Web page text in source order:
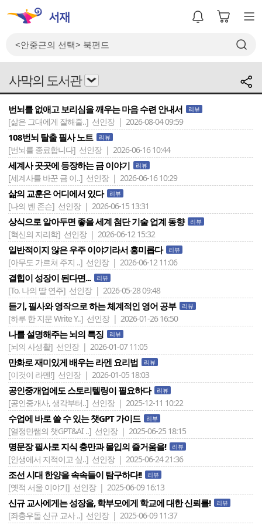
사막의 도서관
번뇌를 없애고 보리심을 깨우는 마음 수련 안내서 리뷰
[삶은 그대에게 잘해줄..] 선인장 | 2026-08-04 09:59
108번뇌 탈출 필사 노트 리뷰
[번뇌를 종료합니다] 선인장 | 2026-06-16 10:44
세계사 곳곳에 등장하는 금 이야기 리뷰
[세계사를 바꾼 금 이..] 선인장 | 2026-06-16 10:29
삶의 교훈은 어디에서 있다 리뷰
[나의 벤 존슨] 선인장 | 2026-06-15 13:31
상식으로 알아두면 좋을 세계 첨단 기술 업계 동향 리뷰
[혁신의 지리학] 선인장 | 2026-06-12 15:32
일반적이지 않은 우주 이야기라서 흥미롭다 리뷰
[아무도 가르쳐 주지 ..] 선인장 | 2026-06-12 11:06
결힙이 성장이 된다면... 리뷰
[To. 나의 딸 연주] 선인장 | 2026-05-28 09:48
듣기, 필사와 영작으로 하는 체계적인 영어 공부 리뷰
[하루 한 지문 Write Y..] 선인장 | 2026-01-26 16:50
나를 설명해주는 뇌의 특징 리뷰
[뇌의 사생활] 선인장 | 2026-01-07 11:05
만화로 재미있게 배우는 라멘 요리법 리뷰
[이것이 라멘!] 선인장 | 2026-01-05 18:03
공인중개업에도 스토리텔링이 필요하다 리뷰
[공인중개사, 생각부터..] 선인장 | 2025-12-11 10:22
수업에 바로 쓸 수 있는 챗GPT 가이드 리뷰
[열정민쌤의 챗GPT&AI ..] 선인장 | 2025-06-25 18:15
명문장 필사로 지식 충만과 몰입의 즐거움을! 리뷰
[인생에서 지적이고 싶..] 선인장 | 2025-06-24 21:36
조선 시대 한양을 속속들이 탐구하다!! 리뷰
[옛적 서울 이야기] 선인장 | 2025-06-09 16:13
신규 교사에게는 성장을, 학부모에게 학교에 대한 신뢰를! 리뷰
[좌충우돌 신규 교사 ..] 선인장 | 2025-06-09 11:37